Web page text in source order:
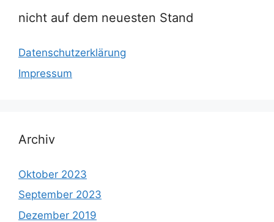
nicht auf dem neuesten Stand
Datenschutzerklärung
Impressum
Archiv
Oktober 2023
September 2023
Dezember 2019